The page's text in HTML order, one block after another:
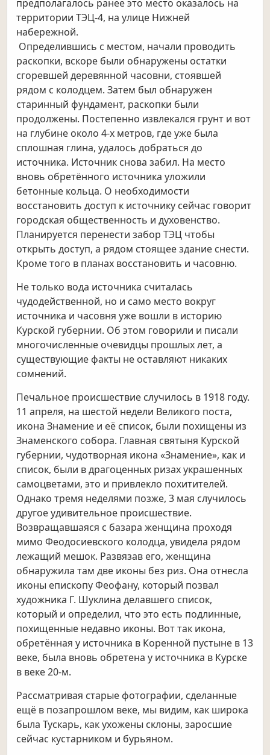
предполагалось ранее это место оказалось на
территории ТЭЦ-4, на улице Нижней
набережной.
Определившись с местом, начали проводить
раскопки, вскоре были обнаружены остатки
сгоревшей деревянной часовни, стоявшей
рядом с колодцем. Затем был обнаружен
старинный фундамент, раскопки были
продолжены. Постепенно извлекался грунт и вот
на глубине около 4-х метров, где уже была
сплошная глина, удалось добраться до
источника. Источник снова забил. На место
вновь обретённого источника уложили
бетонные кольца. О необходимости
восстановить доступ к источнику сейчас говорит
городская общественность и духовенство.
Планируется перенести забор ТЭЦ чтобы
открыть доступ, а рядом стоящее здание снести.
Кроме того в планах восстановить и часовню.
Не только вода источника считалась
чудодейственной, но и само место вокруг
источника и часовня уже вошли в историю
Курской губернии. Об этом говорили и писали
многочисленные очевидцы прошлых лет, а
существующие факты не оставляют никаких
сомнений.
Печальное происшествие случилось в 1918 году.
11 апреля, на шестой недели Великого поста,
икона Знамение и её список, были похищены из
Знаменского собора. Главная святыня Курской
губернии, чудотворная икона «Знамение», как и
список, были в драгоценных ризах украшенных
самоцветами, это и привлекло похитителей.
Однако тремя неделями позже, 3 мая случилось
другое удивительное происшествие.
Возвращавшаяся с базара женщина проходя
мимо Феодосиевского колодца, увидела рядом
лежащий мешок. Развязав его, женщина
обнаружила там две иконы без риз. Она отнесла
иконы епископу Феофану, который позвал
художника Г. Шуклина делавшего список,
который и определил, что это есть подлинные,
похищенные недавно иконы. Вот так икона,
обретённая у источника в Коренной пустыне в 13
веке, была вновь обретена у источника в Курске
в веке 20-м.
Рассматривая старые фотографии, сделанные
ещё в позапрошлом веке, мы видим, как широка
была Тускарь, как ухожены склоны, заросшие
сейчас кустарником и бурьяном.